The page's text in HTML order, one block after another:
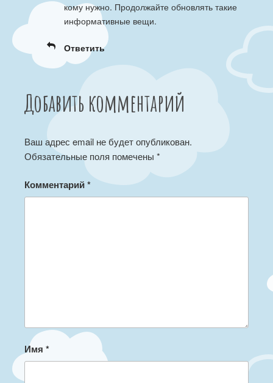
кому нужно. Продолжайте обновлять такие
информативные вещи.
Ответить
Добавить комментарий
Ваш адрес email не будет опубликован.
Обязательные поля помечены *
Комментарий*
Имя *